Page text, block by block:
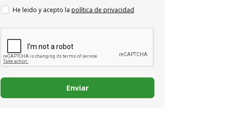
He leido y acepto la política de privacidad
Enviar